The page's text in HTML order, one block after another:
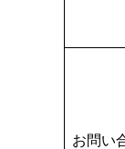
お問い